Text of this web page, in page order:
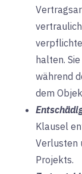
halten.
während
dem
Klausel
Verlusten
Projekts.